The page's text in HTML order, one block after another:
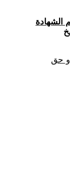
الشهادة
و حق